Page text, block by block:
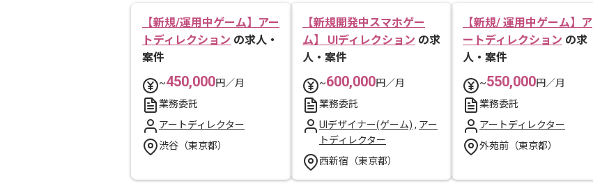
【新規/運用中ゲーム】アー
トディレクション の求人・
案件
~450,000円／月
業務委託
アートディレクター
渋谷（東京都）
【新規開発中スマホゲー
ム】 UIディレクション の求
人・案件
~600,000円／月
業務委託
UIデザイナー(ゲーム) , アー
トディレクター
西新宿（東京都）
【新規/ 運用中ゲーム】ア
ートディレクション の求
人・案件
~550,000円／月
業務委託
アートディレクター
外苑前（東京都）